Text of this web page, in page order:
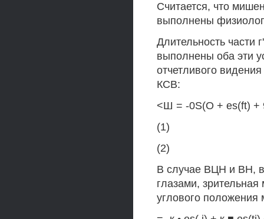
Считается, что
выполнены
Длительность части
выполнены оба эти
отчетливого
КСВ:
<Ш = -0S(O + es(ft) +
(1)
(2)
В случае ВЦН и ВН,
глазами,
углового